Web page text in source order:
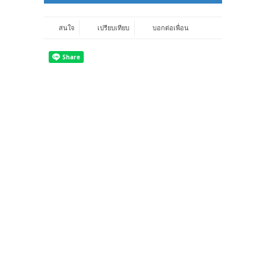
สนใจ เปรียบเทียบ บอกต่อเพื่อน